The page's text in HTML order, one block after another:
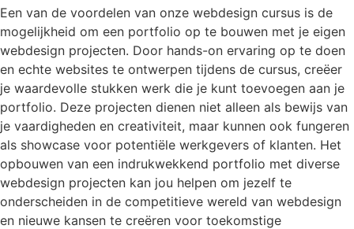
Een van de voordelen van onze webdesign cursus is de
mogelijkheid om een portfolio op te bouwen met je eigen
webdesign projecten. Door hands-on ervaring op te doen
en echte websites te ontwerpen tijdens de cursus, creëer
je waardevolle stukken werk die je kunt toevoegen aan je
portfolio. Deze projecten dienen niet alleen als bewijs van
je vaardigheden en creativiteit, maar kunnen ook fungeren
als showcase voor potentiële werkgevers of klanten. Het
opbouwen van een indrukwekkend portfolio met diverse
webdesign projecten kan jou helpen om jezelf te
onderscheiden in de competitieve wereld van webdesign
en nieuwe kansen te creëren voor toekomstige